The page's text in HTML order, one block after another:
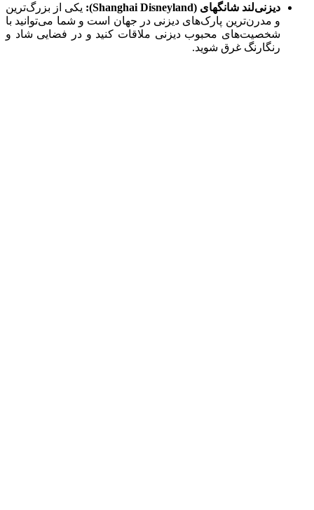
دیزنی‌لند شانگهای (Shanghai Disneyland):
یکی از بزرگ‌ترین
و مدرن‌ترین پارک‌های دیزنی در جهان است و شما می‌توانید با
شخصیت‌های محبوب دیزنی ملاقات کنید و در فضایی شاد و
رنگارنگ غرق شوید.